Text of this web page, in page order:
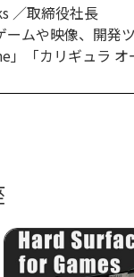
／取締役社長
ムや映像、開発
「カリギュラ